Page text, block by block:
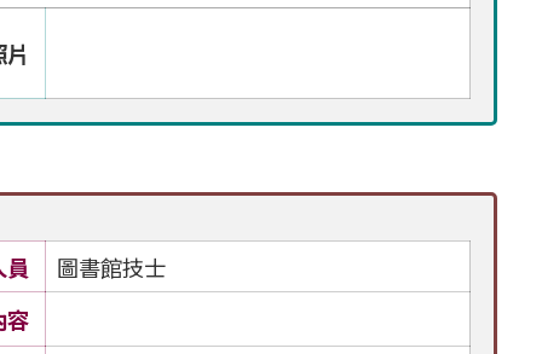
圖書館技士
容